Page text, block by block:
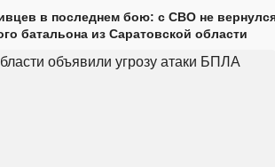
в последнем бою: с СВО не
батальона из Саратовской области